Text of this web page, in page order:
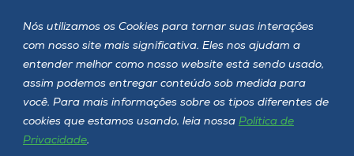
Nós utilizamos os Cookies para tornar suas interações
com nosso site mais significativa. Eles nos ajudam a
entender melhor como nosso website está sendo usado,
assim podemos entregar conteúdo sob medida para
você. Para mais informações sobre os tipos diferentes de
cookies que estamos usando, leia nossa Política de
Privacidade.
Siga a Unoesc